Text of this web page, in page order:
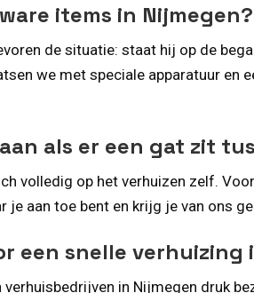
items in Nijmegen?
de situatie: staat hij op de
we met speciale apparatuur
als er een gat zit
volledig op het verhuizen zelf.
aan toe bent en krijg je van ons
een snelle verhuizing
in Nijmegen druk